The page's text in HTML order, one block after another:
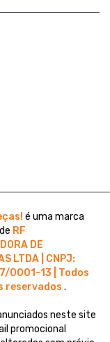
é uma marca
RF
DE
LTDA | CNPJ:
0001-13 | Todos
reservados.
neste site
promocional